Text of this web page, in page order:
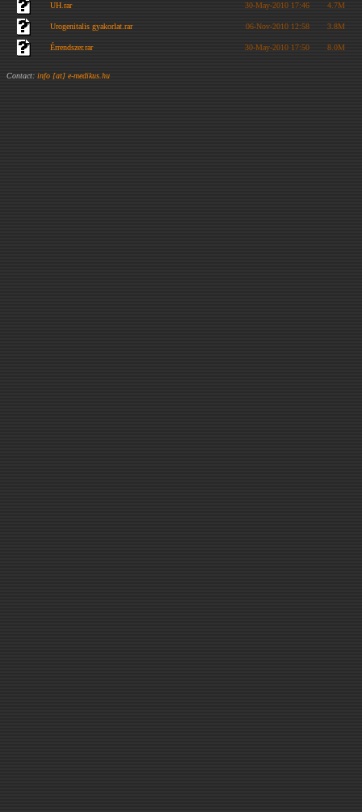
UH.rar 30-May-2010 17:46 4.7M
Urogenitalis gyakorlat.rar 06-Nov-2010 12:58 3.8M
Érrendszer.rar 30-May-2010 17:50 8.0M
Contact: info [at] e-medikus.hu